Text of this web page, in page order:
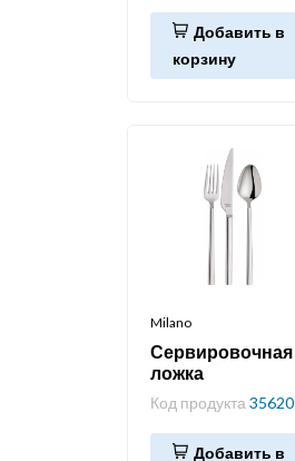
Добавить в
корзину
Milano
Сервировочная
ложка
Код продукта35620
Добавить в